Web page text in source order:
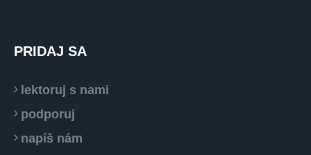
PRIDAJ SA
lektoruj s nami
podporuj
napíš nám